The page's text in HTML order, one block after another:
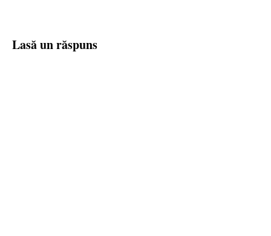
Lasă un răspuns